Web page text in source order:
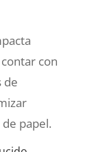
con
de
papel.